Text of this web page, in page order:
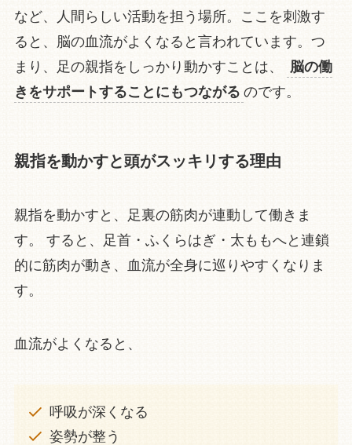
など、人間らしい活動を担う場所。ここを刺激す
ると、脳の血流がよくなると言われています。つ
まり、足の親指をしっかり動かすことは、
脳の働
きをサポートすることにもつながる のです。
親指を動かすと頭がスッキリする理由
親指を動かすと、足裏の筋肉が連動して働きま
す。 すると、足首・ふくらはぎ・太ももへと連鎖
的に筋肉が動き、血流が全身に巡りやすくなりま
す。
血流がよくなると、
呼吸が深くなる
姿勢が整う